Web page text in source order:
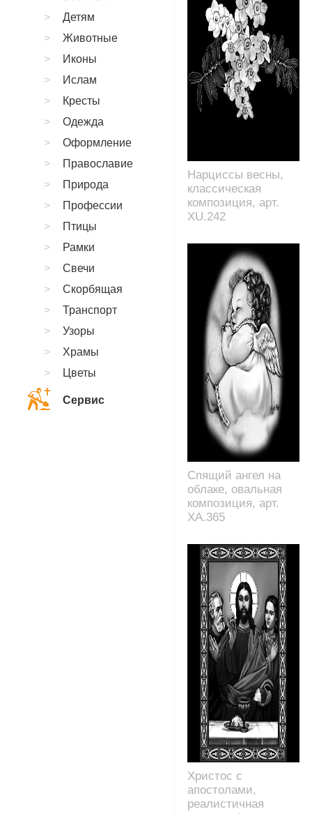
Нарциссы весны,
классическая
композиция, арт.
XU.242
Спящий ангел на
облаке, овальная
композиция, арт.
XA.365
Христос с
апостолами,
реалистичная
Детям
Животные
Иконы
Ислам
Кресты
Одежда
Оформление
Православие
Природа
Профессии
Птицы
Рамки
Свечи
Скорбящая
Транспорт
Узоры
Храмы
Цветы
Сервис